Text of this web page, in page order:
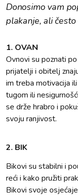
Donosimo vam
plakanje, ali
1. OVAN
Ovnovi su poznati
prijatelji i obitelj
im treba motivacija
tugom ili
se drže hrabro i
svoju ranjivost.
2. BIK
Bikovi su stabilni i
reći i kako pružiti
Bikovi svoje